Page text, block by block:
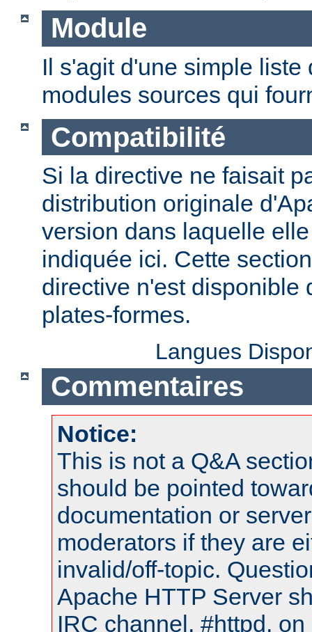
Module
Il s'agit d'une simple liste
modules sources qui
Compatibilité
Si la directive ne faisait
distribution originale
version dans laquelle
indiquée ici. Cette
directive n'est disponible
plates-formes.
Langues
Commentaires
Notice:
This is not a Q&A
should be pointed
documentation or
moderators if they are
invalid/off-topic.
Apache HTTP Server
IRC channel, #httpd,